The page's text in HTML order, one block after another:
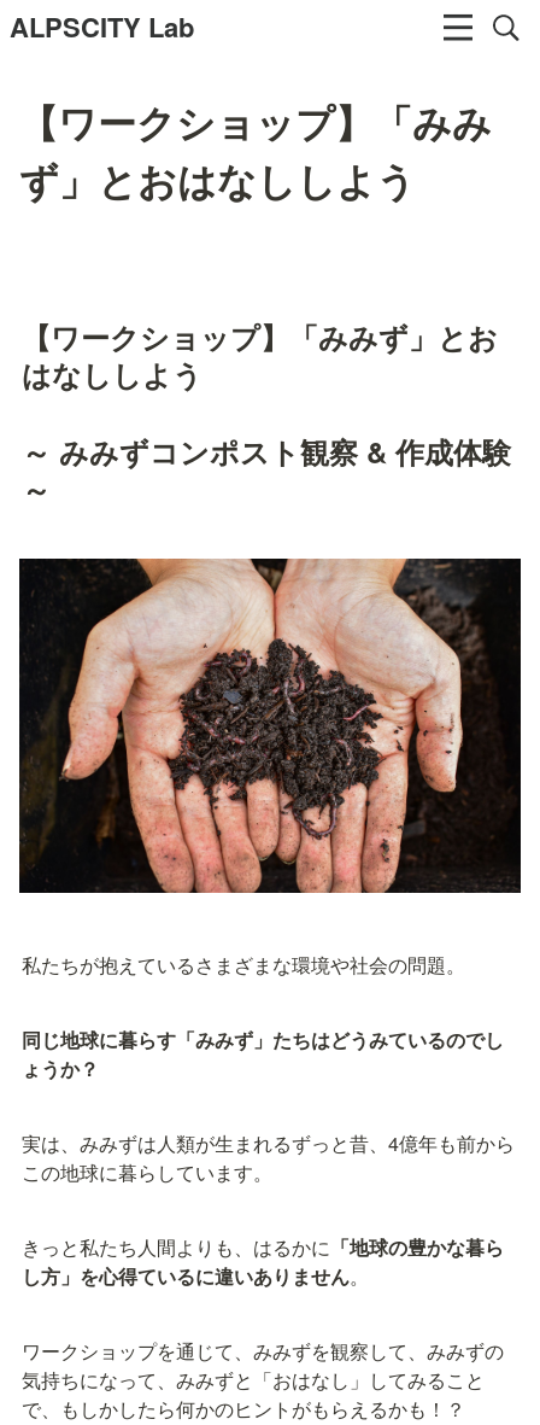
ALPSCITY Lab
【ワークショップ】「みみ
ず」とおはなししよう
【ワークショップ】「みみず」とお
はなししよう
～ みみずコンポスト観察 & 作成体験
～
私たちが抱えているさまざまな環境や社会の問題。
同じ地球に暮らす「みみず」たちはどうみているのでし
ょうか？
実は、みみずは人類が生まれるずっと昔、4億年も前から
この地球に暮らしています。
きっと私たち人間よりも、はるかに 「地球の豊かな暮ら
し方」を心得ているに違いありません。
ワークショップを通じて、みみずを観察して、みみずの
気持ちになって、みみずと「おはなし」してみること
で、もしかしたら何かのヒントがもらえるかも！？